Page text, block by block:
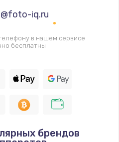
лампы подсветки
руб.
руб.
руб.
iq.ru
в нашем сервисе
бесплатны
брендов